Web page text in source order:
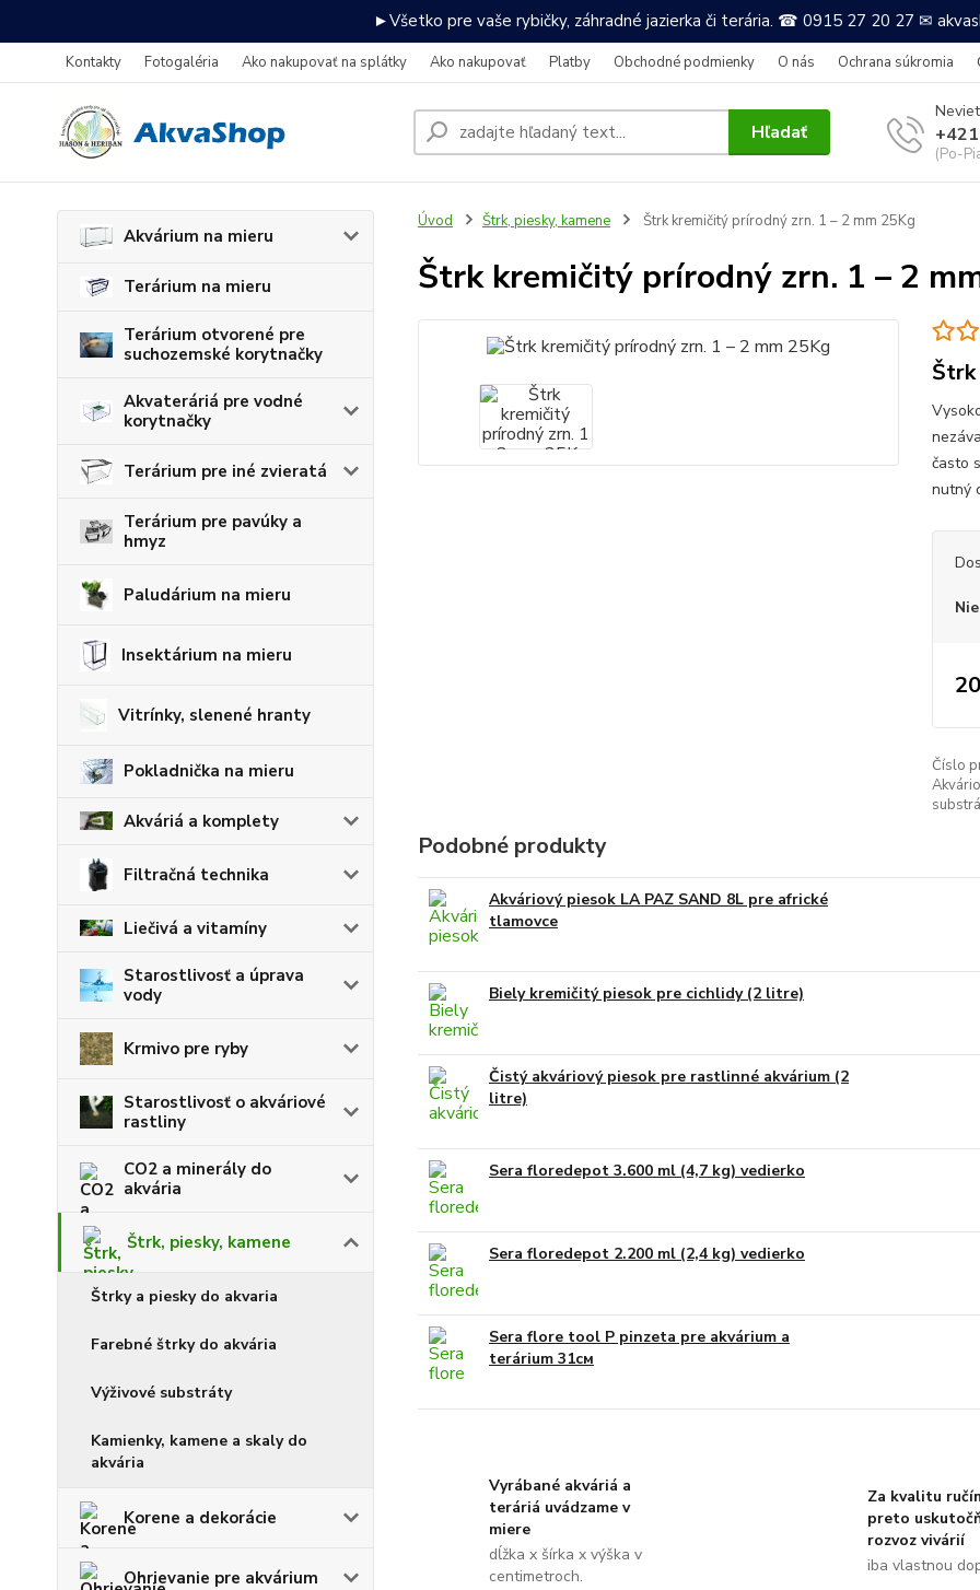
►Všetko pre vaše rybičky, záhradné jazierka či terária. ☎ 0915 27 20 27 ✉
Kontakty Fotogaléria Ako nakupovať na splátky Ako nakupovať Platby Obchodné podmienky O nás Ochrana súkromia
Hľadať
(Po-
Akvárium na mieru
Terárium na mieru
Terárium otvorené pre
suchozemské korytnačky
Akvateráriá pre vodné
korytnačky
Terárium pre iné zvieratá
Terárium pre pavúky a
hmyz
Paludárium na mieru
Insektárium na mieru
Vitrínky, slenené hranty
Pokladnička na mieru
Akváriá a komplety
Filtračná technika
Liečivá a vitamíny
Starostlivosť a úprava
vody
Krmivo pre ryby
Starostlivosť o akváriové
rastliny
CO2 a minerály do
akvária
Štrk, piesky, kamene
Štrky a piesky do akvaria
Farebné štrky do akvária
Výživové substráty
Kamienky, kamene a skaly do
akvária
Korene a dekorácie
Ohrievanie pre akvárium
Úvod Štrk, piesky, kamene Štrk kremičitý prírodný zrn. 1 – 2 mm 25Kg
Štrk kremičitý prírodný zrn. 1 – 2
Štrk
často
nutný
Číslo
Podobné produkty
Akváriový piesok LA PAZ SAND 8L pre africké
tlamovce
Biely kremičitý piesok pre cichlidy (2 litre)
Čistý akváriový piesok pre rastlinné akvárium (2
litre)
Sera floredepot 3.600 ml (4,7 kg) vedierko
Sera floredepot 2.200 ml (2,4 kg) vedierko
Sera flore tool P pinzeta pre akvárium a
terárium 31см
Vyrábané akváriá a
teráriá uvádzame v
miere
dĺžka x šírka x výška v
centimetroch.
Za kvalitu
preto
rozvoz vivárií
iba vlastnou